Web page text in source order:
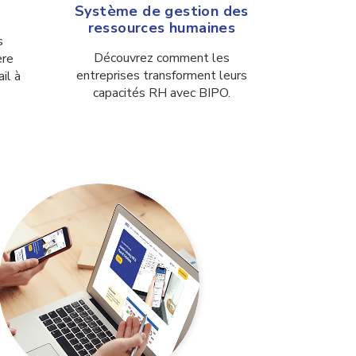
à
Système de gestion des
ressources humaines
Découvrez comment les
entreprises transforment leurs
capacités RH avec BIPO.